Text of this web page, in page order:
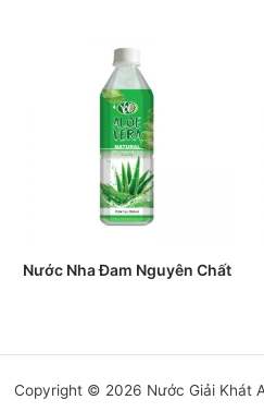
Nước Nha Đam Nguyên Chất
Copyright © 2026 Nước Giải Khát